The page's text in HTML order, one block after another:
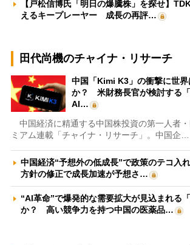
【戸松信博氏「明日の爆騰株」を探せ】
えるキープレーヤー 成長の再評…
田代尚機のチャイナ・リサーチ
中国「Kimi K3」の衝撃に世
か？ 米財務長官が検討する
AI…
中国経済に精通する中国株投資の第一人者
ミアム連載「チャイナ・リサーチ」。中国企…
中国経済“予想外の低成長”で政策のテコ入
方針の修正で成長加速が予想さ…
“AI革命”で爆発的な需要拡大が見込まれる
か？ 高い競争力を持つ中国の医薬品…